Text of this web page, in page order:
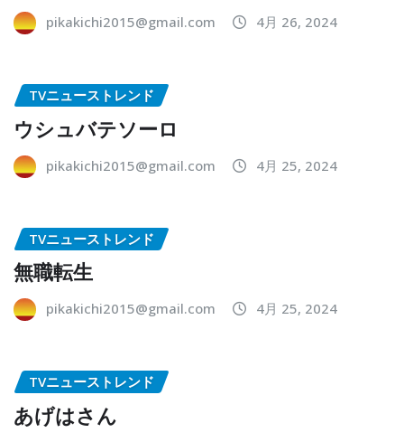
pikakichi2015@gmail.com 4月 26, 2024
TVニューストレンド
ウシュバテソーロ
pikakichi2015@gmail.com 4月 25, 2024
TVニューストレンド
無職転生
pikakichi2015@gmail.com 4月 25, 2024
TVニューストレンド
あげはさん